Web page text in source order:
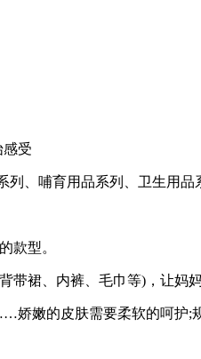
感受
列、哺育用品系列、卫生用
款型。
裙、内裤、毛巾等)，让妈
嫩的皮肤需要柔软的呵护;